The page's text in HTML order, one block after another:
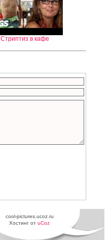
Стриптиз в кафе
cool-pictures.ucoz.ru
Хостинг отuCoz